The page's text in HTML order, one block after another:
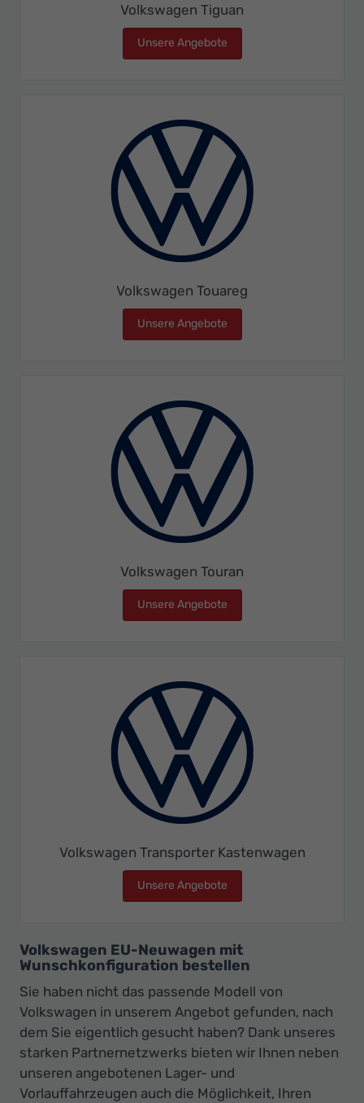
Volkswagen Tiguan
Unsere Angebote
Volkswagen Touareg
Unsere Angebote
Volkswagen Touran
Unsere Angebote
Volkswagen Transporter Kastenwagen
Unsere Angebote
Volkswagen EU-Neuwagen mit
Wunschkonfiguration bestellen
Sie haben nicht das passende Modell von
Volkswagen in unserem Angebot gefunden, nach
dem Sie eigentlich gesucht haben? Dank unseres
starken Partnernetzwerks bieten wir Ihnen neben
unseren angebotenen Lager- und
Vorlauffahrzeugen auch die Möglichkeit, Ihren